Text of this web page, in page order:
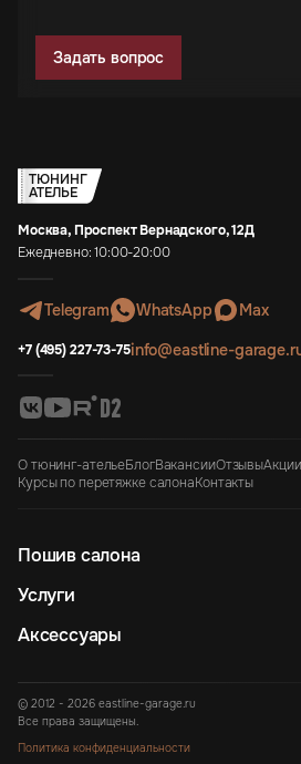
Задать вопрос
ТЮНИНГ
АТЕЛЬЕ
Москва, Проспект Вернадского, 12Д
Ежедневно: 10:00-20:00
Telegram WhatsApp Max
+7 (495) 227-73-75info@eastline-
О тюнинг-ательеБлогВакансииОтзывыАкции
Курсы по перетяжке салонаКонтакты
Пошив салона
Услуги
Аксессуары
© 2012 - 2026 eastline-garage.ru
Все права защищены.
Политика конфиденциальности